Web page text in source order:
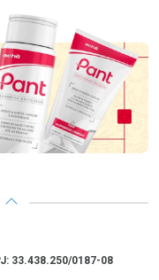
33.438.250/0187-08